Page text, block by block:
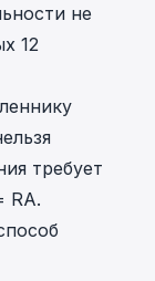
не
12
требует
RA.